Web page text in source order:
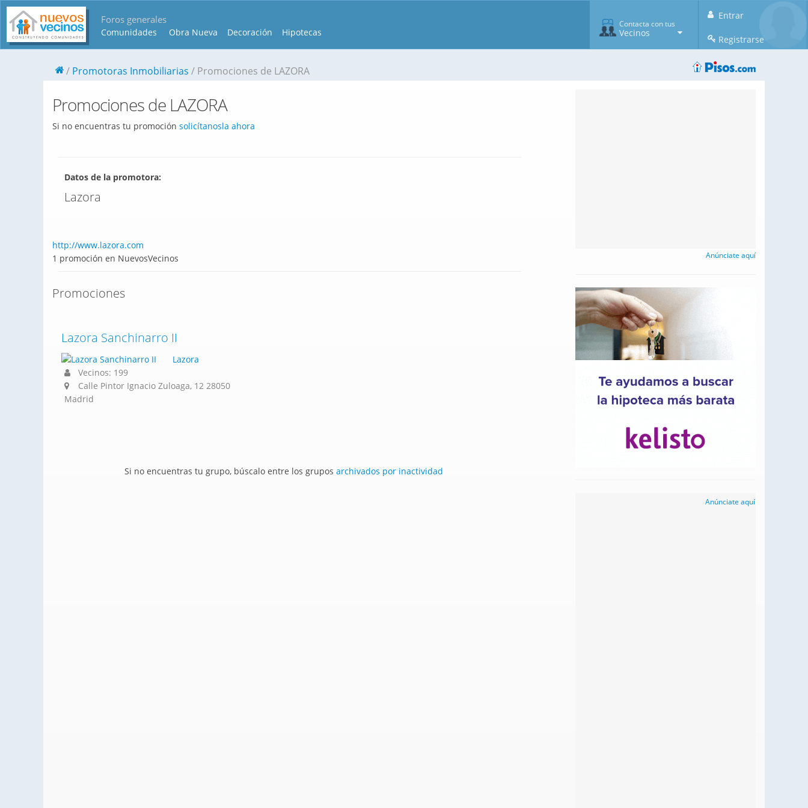
Foros generales
Comunidades Obra Nueva Decoración Hipotecas
Entrar
Registrarse
Contacta con tus
Vecinos
Promotoras Inmobiliarias Promociones de LAZORA
Promociones de LAZORA
Si no encuentras tu promoción solicítanosla ahora
Datos de la promotora:
Lazora
http://www.lazora.com
1 promoción en NuevosVecinos
Promociones
Lazora Sanchinarro II
Lazora
Vecinos: 199
Calle Pintor Ignacio Zuloaga, 12 28050
Madrid
Si no encuentras tu grupo, búscalo entre los grupos archivados por inactividad
Anúnciate aquí
Anúnciate aquí